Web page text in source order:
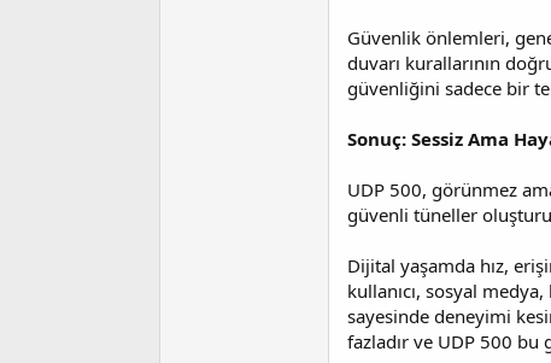
Güvenlik önlemleri,
duvarı kurallarının
güvenliğini sadece bir
Sonuç: Sessiz Ama
UDP 500, görünmez
güvenli tüneller
Dijital yaşamda hız,
kullanıcı, sosyal
sayesinde deneyimi
fazladır ve UDP 500 bu